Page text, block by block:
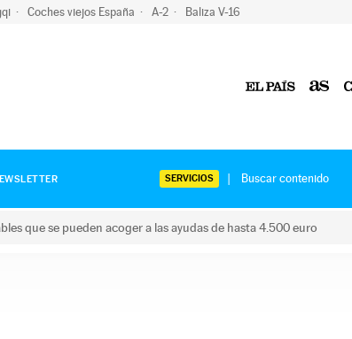
Coches viejos España A-2 Baliza V-16
SERVICIOS
que se pueden acoger a las ayudas de hasta 4.500 euro